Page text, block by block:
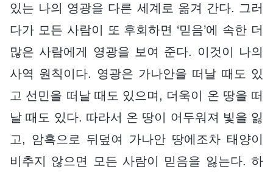
있는 나의 영광을 다른 세계로 옮겨 간다. 그러
다가 모든 사람이 또 후회하면 ‘믿음’에 속한 더
많은 사람에게 영광을 보여 준다. 이것이 나의
사역 원칙이다. 영광은 가나안을 떠날 때도 있
고 선민을 떠날 때도 있으며, 더욱이 온 땅을 떠
날 때도 있다. 따라서 온 땅이 어두워져 빛을 잃
고, 암흑으로 뒤덮여 가나안 땅에조차 태양이
비추지 않으면 모든 사람이 믿음을 잃는다. 하